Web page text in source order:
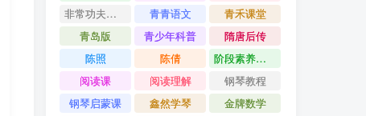
非常功夫作文
青青语文
青禾课堂
青岛版
青少年科普
隋唐后传
陈照
陈倩
阶段素养评价卷
阅读课
阅读理解
钢琴教程
钢琴启蒙课
鑫然学琴
金牌数学